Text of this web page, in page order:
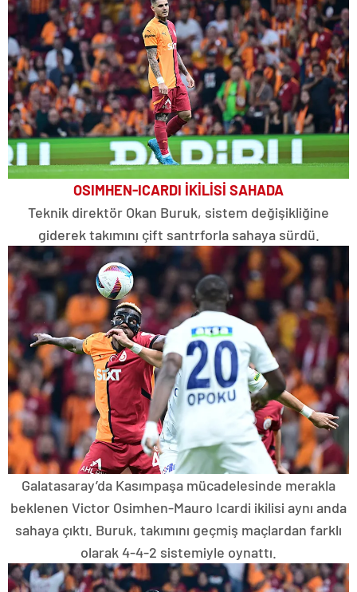
OSIMHEN-ICARDI İKİLİSİ SAHADA
Teknik direktör Okan Buruk, sistem değişikliğine
giderek takımını çift santrforla sahaya sürdü.
Galatasaray’da Kasımpaşa mücadelesinde merakla
beklenen Victor Osimhen-Mauro Icardi ikilisi aynı anda
sahaya çıktı. Buruk, takımını geçmiş maçlardan farklı
olarak 4-4-2 sistemiyle oynattı.